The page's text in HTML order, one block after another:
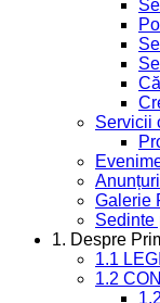
Servicii
Anunțuri
Galerie
Sedinte
1. Despre
1.1
1.2